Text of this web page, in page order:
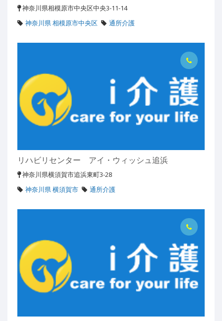
神奈川県相模原市中央区中央3-11-14
神奈川県 相模原市中央区
通所介護
リハビリセンター アイ・ウィッシュ追浜
神奈川県横須賀市追浜東町3-28
神奈川県 横須賀市
通所介護